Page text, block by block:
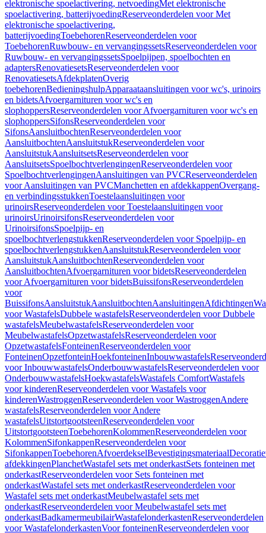
elektronische spoelactivering, netvoedingMet elektronische
spoelactivering, batterijvoedingReserveonderdelen voor Met
elektronische spoelactivering,
batterijvoedingToebehorenReserveonderdelen voor
ToebehorenRuwbouw- en vervangingssetsReserveonderdelen voor
Ruwbouw- en vervangingssetsSpoelpijpen, spoelbochten en
adaptersRenovatiesetsReserveonderdelen voor
RenovatiesetsAfdekplatenOverig
toebehorenBedieningshulpApparaataansluitingen voor wc's, urinoirs
en bidetsAfvoergarnituren voor wc's en
slophoppersReserveonderdelen voor Afvoergarnituren voor wc's en
slophoppersSifonsReserveonderdelen voor
SifonsAansluitbochtenReserveonderdelen voor
AansluitbochtenAansluitstukReserveonderdelen voor
AansluitstukAansluitsetsReserveonderdelen voor
AansluitsetsSpoelbochtverlengingenReserveonderdelen voor
SpoelbochtverlengingenAansluitingen van PVCReserveonderdelen
voor Aansluitingen van PVCManchetten en afdekkappenOvergang-
en verbindingsstukkenToestelaansluitingen voor
urinoirsReserveonderdelen voor Toestelaansluitingen voor
urinoirsUrinoirsifonsReserveonderdelen voor
UrinoirsifonsSpoelpijp- en
spoelbochtverlengstukkenReserveonderdelen voor Spoelpijp- en
spoelbochtverlengstukkenAansluitstukReserveonderdelen voor
AansluitstukAansluitbochtenReserveonderdelen voor
AansluitbochtenAfvoergarnituren voor bidetsReserveonderdelen
voor Afvoergarnituren voor bidetsBuissifonsReserveonderdelen
voor
BuissifonsAansluitstukAansluitbochtenAansluitingenAfdichtingen
voor WastafelsDubbele wastafelsReserveonderdelen voor Dubbele
wastafelsMeubelwastafelsReserveonderdelen voor
MeubelwastafelsOpzetwastafelsReserveonderdelen voor
OpzetwastafelsFonteinenReserveonderdelen voor
FonteinenOpzetfonteinHoekfonteinenInbouwwastafels
voor InbouwwastafelsOnderbouwwastafelsReserveonderdelen voor
OnderbouwwastafelsHoekwastafelsWastafels ComfortWastafels
voor kinderenReserveonderdelen voor Wastafels voor
kinderenWastroggenReserveonderdelen voor WastroggenAndere
wastafelsReserveonderdelen voor Andere
wastafelsUitstortgootsteenReserveonderdelen voor
UitstortgootsteenToebehorenKolommenReserveonderdelen voor
KolommenSifonkappenReserveonderdelen voor
SifonkappenToebehorenAfvoerdekselBevestigingsmateriaal
afdekkingenPlanchetWastafel sets met onderkastSets fonteinen met
onderkastReserveonderdelen voor Sets fonteinen met
onderkastWastafel sets met onderkastReserveonderdelen voor
Wastafel sets met onderkastMeubelwastafel sets met
onderkastReserveonderdelen voor Meubelwastafel sets met
onderkastBadkamermeubilairWastafelonderkastenReserveonderdelen
voor WastafelonderkastenVoor fonteinenReserveonderdelen voor